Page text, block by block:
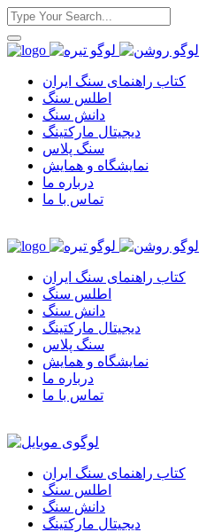
کتاب راهنمای سنگ ایران
اطلس سنگ
دانش سنگ
دیجیتال مارکتینگ
سنگ پلاس
نمایشگاه و همایش
درباره ما
تماس با ما
کتاب راهنمای سنگ ایران
اطلس سنگ
دانش سنگ
دیجیتال مارکتینگ
سنگ پلاس
نمایشگاه و همایش
درباره ما
تماس با ما
کتاب راهنمای سنگ ایران
اطلس سنگ
دانش سنگ
دیجیتال مارکتینگ